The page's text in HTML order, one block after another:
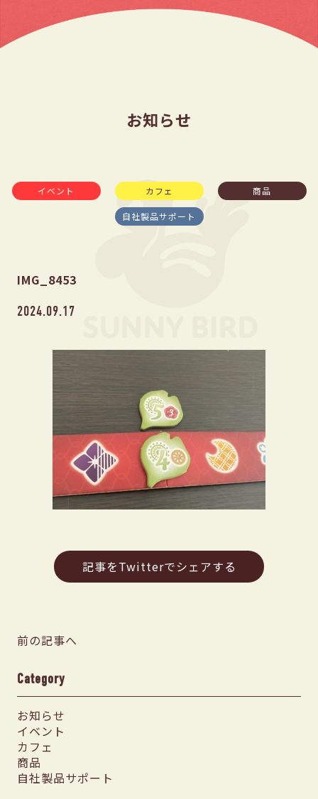
お知らせ
イベント カフェ 商品
自社製品サポート
IMG_8453
2024.09.17
記事をTwitterでシェアする
前の記事へ
Category
お知らせ
イベント
カフェ
商品
自社製品サポート